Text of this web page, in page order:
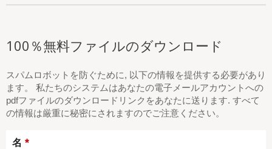
100％無料ファイルのダウンロード
スパムロボットを防ぐために, 以下の情報を提供する必要があり
ます。 私たちのシステムはあなたの電子メールアカウントへの
pdfファイルのダウンロードリンクをあなたに送ります. すべて
の情報は厳重に秘密にされますのでご注意ください。
名 *